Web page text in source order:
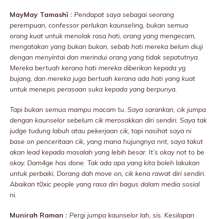
MayMay Tamashī : Pendapat saya sebagai seorang
perempuan, confessor perlukan kaunseIing, bukan semua
orang kuat untuk menolak rasa hati, orang yang mengecam,
mengatakan yang bukan bukan, sebab hati mereka belum diuji
dengan menyintai dan merindui orang yang tidak sepatutnya.
Mereka bertuah kerana hati mereka diberikan kepada yg
bujang, dan mereka juga bertuah kerana ada hati yang kuat
untuk menepis perasaan suka kepada yang berpunya.
Tapi bukan semua mampu macam tu. Saya sarankan, cik jumpa
dengan kaunselor sebelum cik merosakkan diri sendiri. Saya tak
judge tudung labuh atau pekerjaan cik, tapi nasihat saya ni
base on penceritaan cik, yang mana hujungnya nnt, saya takut
akan lead kepada masalah yang lebih besar. It’s okay not to be
okay. Dam4ge has done. Tak ada apa yang kita boleh lakukan
untuk perbaiki. Dorang dah move on, cik kena rawat diri sendiri.
Abaikan t0xic people yang rasa diri bagus dalam media sosiaI
ni.
Munirah Raman : Pergi jumpa kaunselor lah, sis. Kesilapan